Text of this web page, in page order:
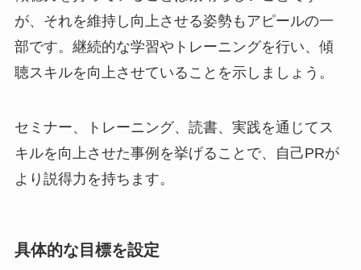
が、それを維持し向上させる姿勢もアピールの一
部です。継続的な学習やトレーニングを行い、傾
聴スキルを向上させていることを示しましょう。
セミナー、トレーニング、読書、実践を通じてス
キルを向上させた事例を挙げることで、自己PRが
より説得力を持ちます。
具体的な目標を設定